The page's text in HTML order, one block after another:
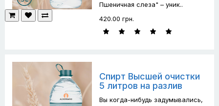
Пшеничная слеза" – уник..
420.00 грн.
Спирт Высшей очистки
5 литров на разлив
Вы когда-нибудь задумывались,